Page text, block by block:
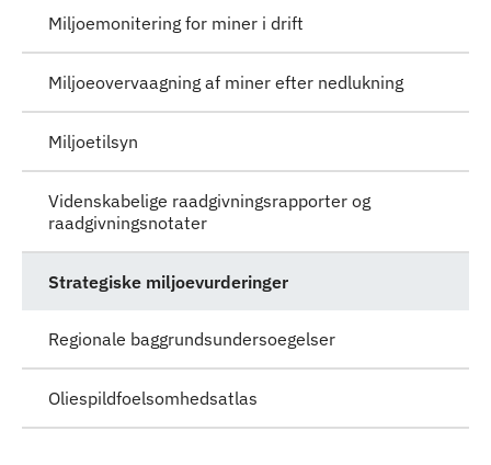
Miljoemonitering for miner i drift
Miljoeovervaagning af miner efter nedlukning
Miljoetilsyn
Videnskabelige raadgivningsrapporter og
raadgivningsnotater
Strategiske miljoevurderinger
Regionale baggrundsundersoegelser
Oliespildfoelsomhedsatlas